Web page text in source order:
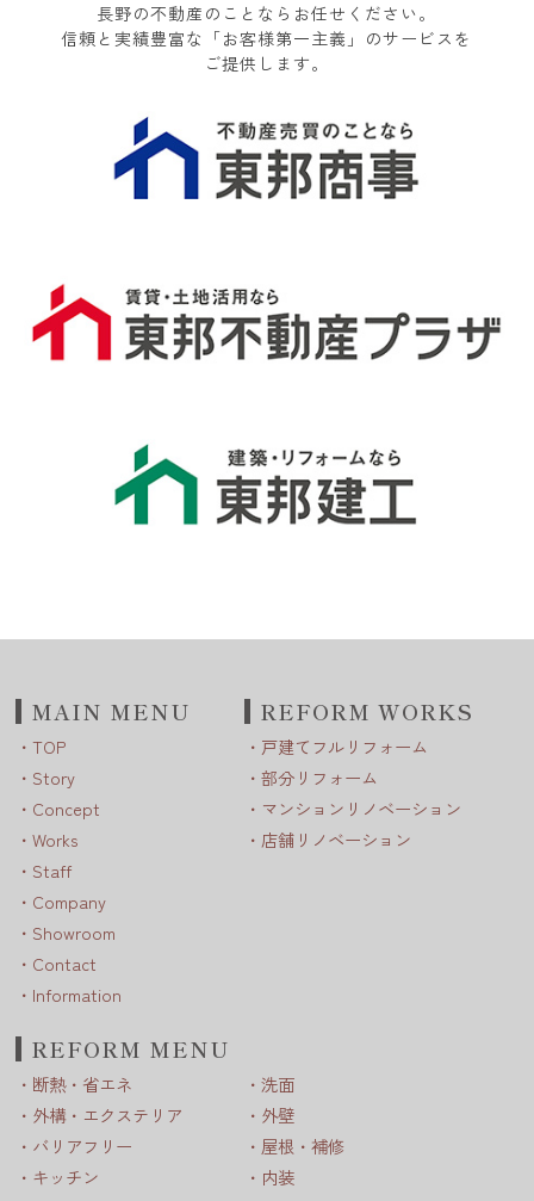
長野の不動産のことならお任せください。
信頼と実績豊富な「お客様第一主義」のサービスを
ご提供します。
MAIN MENU
TOP
Story
Concept
Works
Staff
Company
Showroom
Contact
Information
REFORM WORKS
戸建てフルリフォーム
部分リフォーム
マンションリノベーション
店舗リノベーション
REFORM MENU
断熱・省エネ
外構・エクステリア
バリアフリー
キッチン
洗面
外壁
屋根・補修
内装